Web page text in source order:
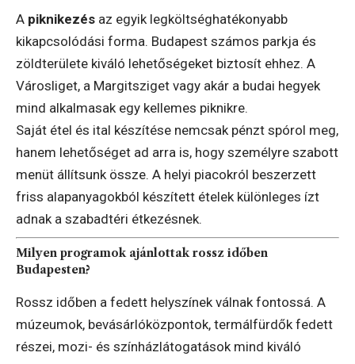
A piknikezés az egyik legköltséghatékonyabb
kikapcsolódási forma. Budapest számos parkja és
zöldterülete kiváló lehetőségeket biztosít ehhez. A
Városliget, a Margitsziget vagy akár a budai hegyek
mind alkalmasak egy kellemes piknikre.
Saját étel és ital készítése nemcsak pénzt spórol meg,
hanem lehetőséget ad arra is, hogy személyre szabott
menüt állítsunk össze. A helyi piacokról beszerzett
friss alapanyagokból készített ételek különleges ízt
adnak a szabadtéri étkezésnek.
Milyen programok ajánlottak rossz időben
Budapesten?
Rossz időben a fedett helyszínek válnak fontossá. A
múzeumok, bevásárlóközpontok, termálfürdők fedett
részei, mozi- és színházlátogatások mind kiváló